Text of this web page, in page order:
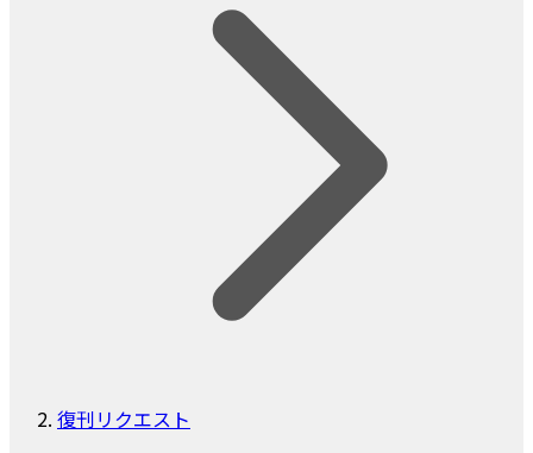
復刊リクエスト